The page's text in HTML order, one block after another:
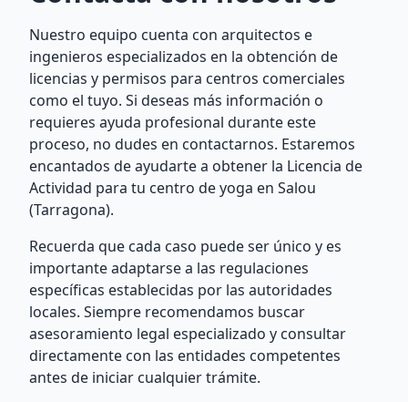
Nuestro equipo cuenta con arquitectos e
ingenieros especializados en la obtención de
licencias y permisos para centros comerciales
como el tuyo. Si deseas más información o
requieres ayuda profesional durante este
proceso, no dudes en contactarnos. Estaremos
encantados de ayudarte a obtener la Licencia de
Actividad para tu centro de yoga en Salou
(Tarragona).
Recuerda que cada caso puede ser único y es
importante adaptarse a las regulaciones
específicas establecidas por las autoridades
locales. Siempre recomendamos buscar
asesoramiento legal especializado y consultar
directamente con las entidades competentes
antes de iniciar cualquier trámite.